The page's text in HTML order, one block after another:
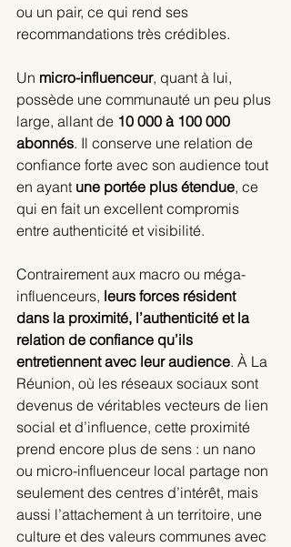
ou un pair, ce qui rend ses
recommandations très crédibles.
Un micro-influenceur, quant à lui,
possède une communauté un peu plus
large, allant de 10 000 à 100 000
abonnés. Il conserve une relation de
confiance forte avec son audience tout
en ayant une portée plus étendue, ce
qui en fait un excellent compromis
entre authenticité et visibilité.
Contrairement aux macro ou méga-
influenceurs, leurs forces résident
dans la proximité, l’authenticité et la
relation de confiance qu’ils
entretiennent avec leur audience. À La
Réunion, où les réseaux sociaux sont
devenus de véritables vecteurs de lien
social et d’influence, cette proximité
prend encore plus de sens : un nano
ou micro-influenceur local partage non
seulement des centres d’intérêt, mais
aussi l’attachement à un territoire, une
culture et des valeurs communes avec